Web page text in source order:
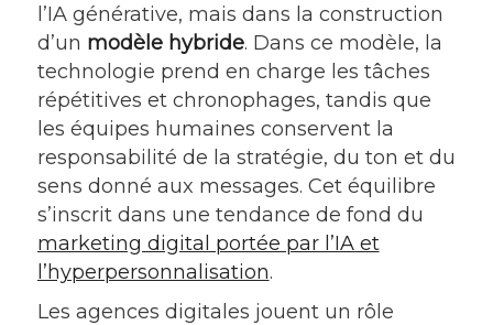
l’IA générative, mais dans la construction
d’un modèle hybride. Dans ce modèle, la
technologie prend en charge les tâches
répétitives et chronophages, tandis que
les équipes humaines conservent la
responsabilité de la stratégie, du ton et du
sens donné aux messages. Cet équilibre
s’inscrit dans une tendance de fond du
marketing digital portée par l’IA et
l’hyperpersonnalisation.
Les agences digitales jouent un rôle